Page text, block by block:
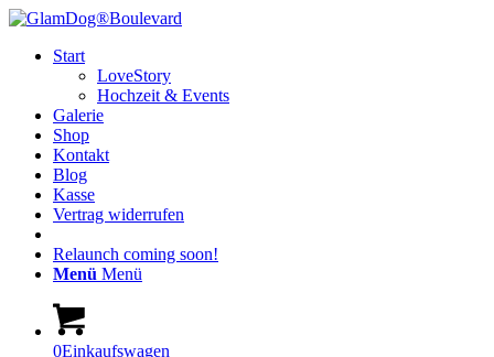
Start
LoveStory
Hochzeit & Events
Galerie
Shop
Kontakt
Blog
Kasse
Vertrag widerrufen
Relaunch coming soon!
Menü Menü
0Einkaufswagen